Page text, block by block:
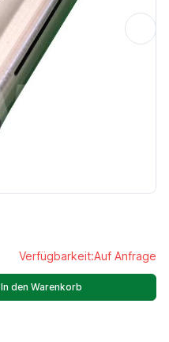
Verfügbarkeit:Auf Anfrage
In den Warenkorb